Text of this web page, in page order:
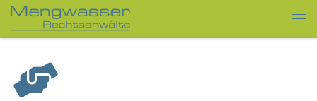
Zum Inhalt springen